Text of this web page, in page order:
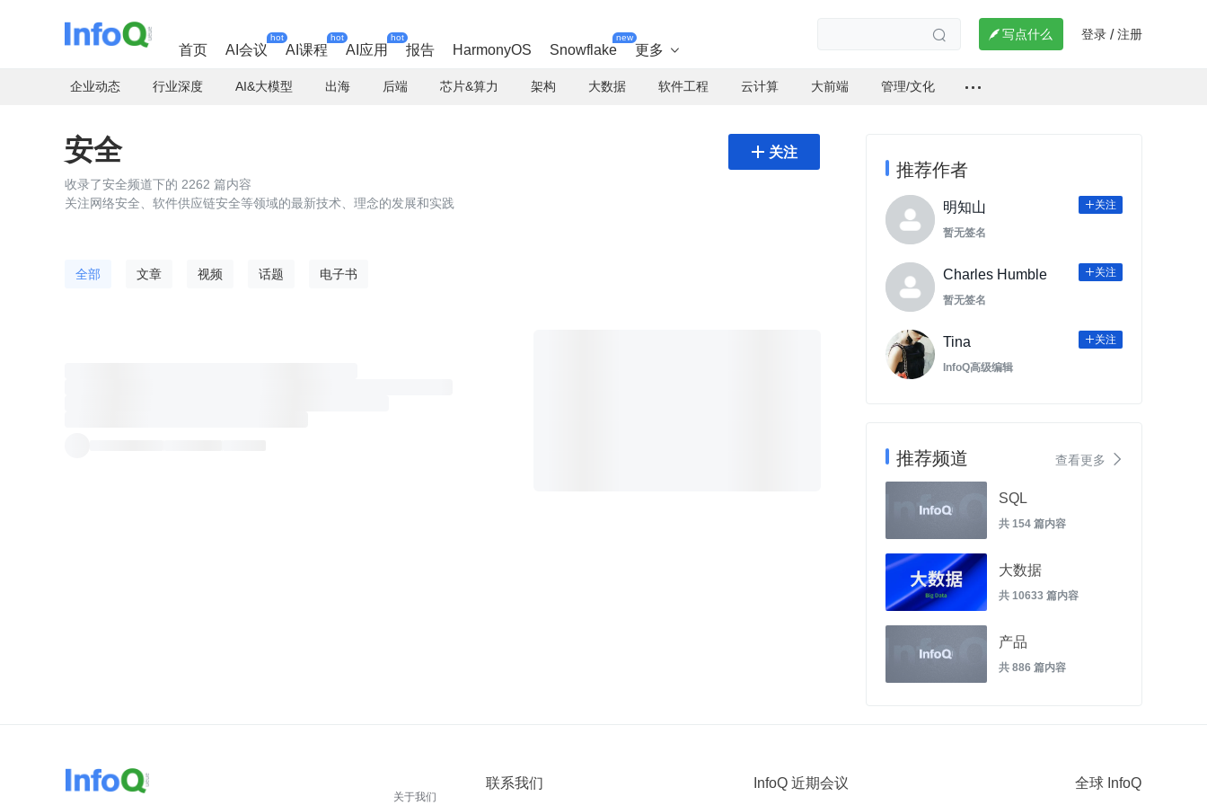
首页 AI会议
hot
AI课程
hot
AI应用
hot
报告 HarmonyOS Snowflake
new
更多 
  写点什么 登录 / 注册
企业动态 行业深度 AI&大模型 出海 后端 芯片&算力 架构 大数据 软件工程 云计算 大前端 管理/文化
安全  关注
收录了安全频道下的 2262 篇内容
关注网络安全、软件供应链安全等领域的最新技术、理念的发展和实践
全部 文章 视频 话题 电子书
推荐作者
明知山 关注
暂无签名
Charles Humble 关注
暂无签名
Tina 关注
InfoQ高级编辑
推荐频道 查看更多 
SQL
共 154 篇内容
大数据
共 10633 篇内容
产品
共 886 篇内容
关于我们
联系我们 InfoQ 近期会议 全球 InfoQ